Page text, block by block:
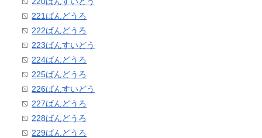
221ばんどうろ
222ばんどうろ
223ばんすいどう
224ばんどうろ
225ばんどうろ
226ばんすいどう
227ばんどうろ
228ばんどうろ
229ばんどうろ